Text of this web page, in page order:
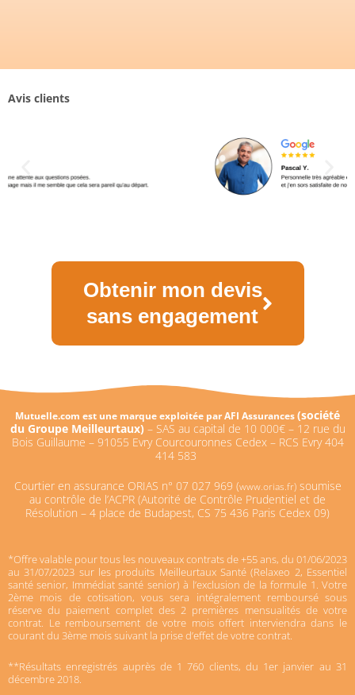
Avis clients
Obtenir mon devis
sans engagement
Mutuelle.com est une marque exploitée par AFI Assurances(société
du Groupe Meilleurtaux) – SAS au capital de 10 000€ – 12 rue du
Bois Guillaume – 91055 Evry Courcouronnes Cedex – RCS Evry 404
414 583
Courtier en assurance ORIAS n° 07 027 969 (www.orias.fr)soumise
au contrôle de l’ACPR (Autorité de Contrôle Prudentiel et de
Résolution – 4 place de Budapest, CS 75 436 Paris Cedex 09)
*Offre valable pour tous les nouveaux contrats de +55 ans, du 01/06/2023
au 31/07/2023 sur les produits Meilleurtaux Santé (Relaxeo 2, Essentiel
santé senior, Immédiat santé senior) à l’exclusion de la formule 1. Votre
2ème mois de cotisation, vous sera intégralement remboursé sous
réserve du paiement complet des 2 premières mensualités de votre
contrat. Le remboursement de votre mois offert interviendra dans le
courant du 3ème mois suivant la prise d’effet de votre contrat.
**Résultats enregistrés auprès de 1 760 clients, du 1er janvier au 31
décembre 2018.